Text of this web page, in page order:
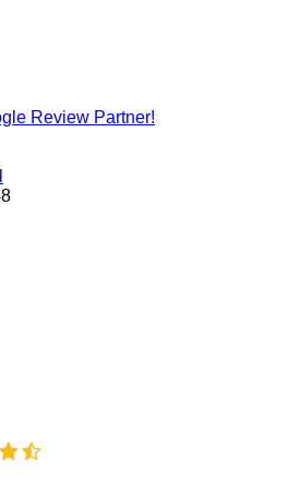
Review Partner!